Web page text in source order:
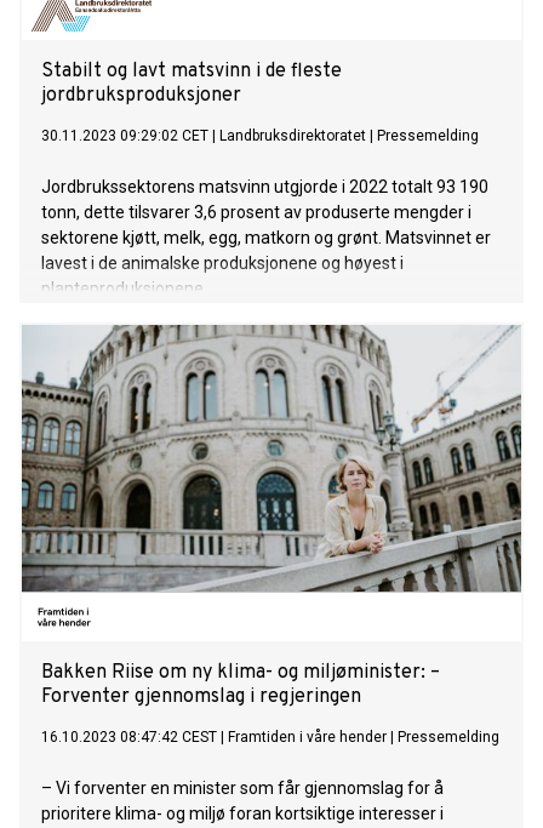
Stabilt og lavt matsvinn i de fleste
jordbruksproduksjoner
30.11.2023 09:29:02 CET Landbruksdirektoratet Pressemelding
Jordbrukssektorens matsvinn utgjorde i 2022 totalt 93 190
tonn, dette tilsvarer 3,6 prosent av produserte mengder i
sektorene kjøtt, melk, egg, matkorn og grønt. Matsvinnet er
lavest i de animalske produksjonene og høyest i
planteproduksjonene.
Bakken Riise om ny klima- og miljøminister: –
Forventer gjennomslag i regjeringen
16.10.2023 08:47:42 CEST Framtiden i våre hender Pressemelding
– Vi forventer en minister som får gjennomslag for å
prioritere klima- og miljø foran kortsiktige interesser i